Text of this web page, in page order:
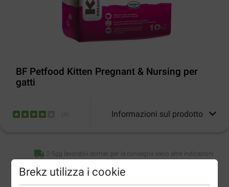
Brekz utilizza i cookie
BF Petfood Kitten Pregnant & Nursing per
gatti
Informazioni sul prodotto
2-5gg lavorativi stimati per la consegna salvo altre indicazioni